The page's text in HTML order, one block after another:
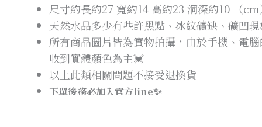
尺寸約長約27 寬約14 高約23 洞深約10 （cm
天然水晶多少有些許黑點、冰紋礦缺、礦凹
所有商品圖片皆為實物拍攝，由於手機、電
收到實體顏色為主💓
以上此類相關問題不接受退換貨
下單後務必加入官方line✨